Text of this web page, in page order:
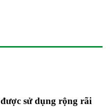
được sử dụng rộng rãi